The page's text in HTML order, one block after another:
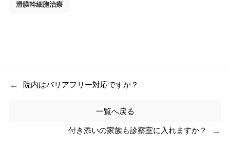
滑膜幹細胞治療
← 院内はバリアフリー対応ですか？
一覧へ戻る
付き添いの家族も診察室に入れますか？ →